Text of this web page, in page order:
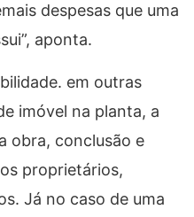
despesas que uma
aponta.
em outras
imóvel na planta, a
obra, conclusão e
proprietários,
Já no caso de uma